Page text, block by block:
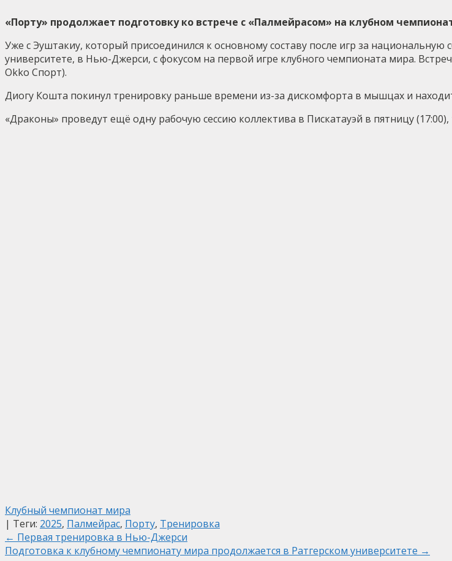
«Порту» продолжает подготовку ко встрече с «Палмейрасом» на клубном
Уже с Эуштакиу, который присоединился к основному составу после игр за
университете, в Нью-Джерси, с фокусом на первой игре клубного чемпионата мира.
Okko Спорт).
Диогу Кошта покинул тренировку раньше времени из-за дискомфорта в мышцах и
«Драконы» проведут ещё одну рабочую сессию коллектива в Пискатауэй в пятницу
Клубный чемпионат мира
| Теги: 2025, Палмейрас, Порту, Тренировка
Post
navigation
← Первая тренировка в Нью-Джерси
Подготовка к клубному чемпионату мира продолжается в Ратгерском университете →